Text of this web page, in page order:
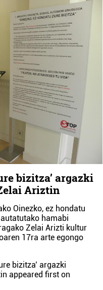
bizitza’ argazki
Ariztin
Oinezko, ez hondatu
hamabi
Zelai Arizti kultur
17ra arte egongo
bizitza’ argazki
appeared first on